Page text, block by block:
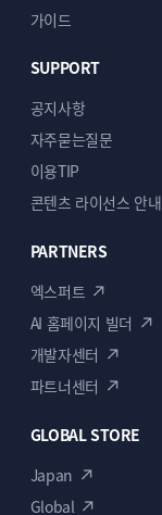
가이드
SUPPORT
공지사항
자주묻는질문
이용TIP
콘텐츠 라이선스 안내
PARTNERS
엑스퍼트
AI 홈페이지 빌더
개발자센터
파트너센터
GLOBAL STORE
Japan
Global